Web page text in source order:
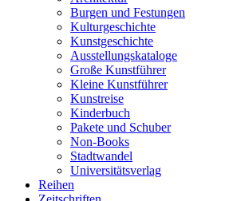
Burgen und Festungen
Kulturgeschichte
Kunstgeschichte
Ausstellungskataloge
Große Kunstführer
Kleine Kunstführer
Kunstreise
Kinderbuch
Pakete und Schuber
Non-Books
Stadtwandel
Universitätsverlag
Reihen